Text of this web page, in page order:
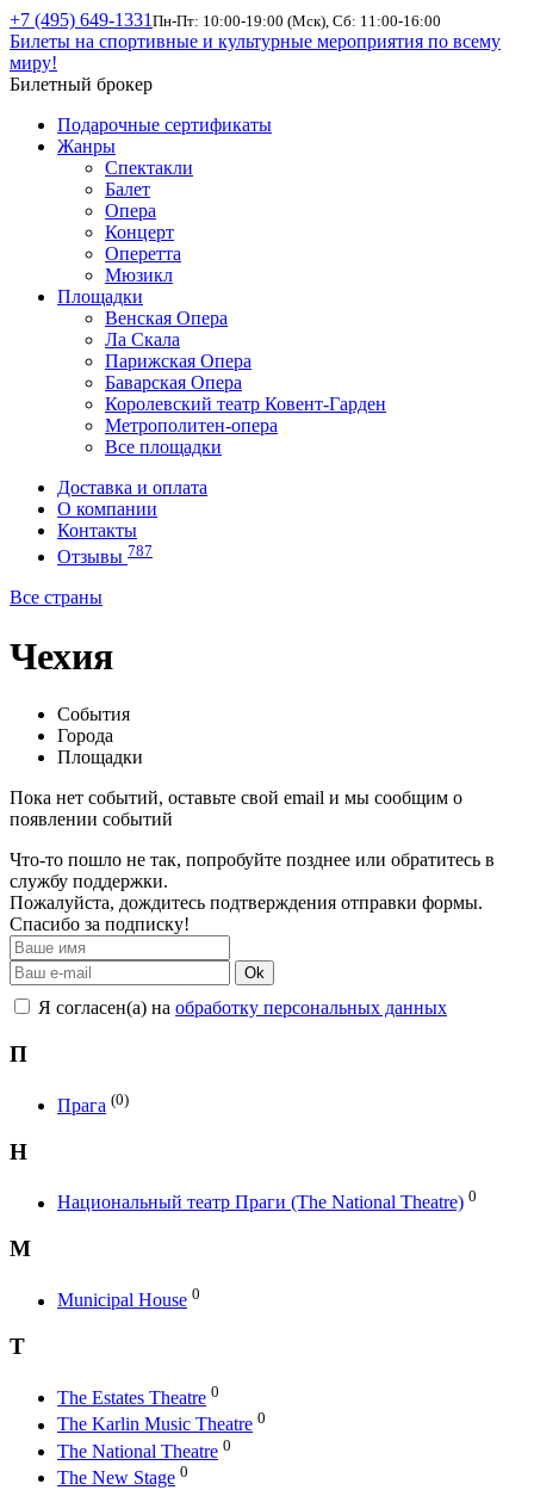
+7 (495) 649-1331 Пн-Пт: 10:00-19:00 (Мск), Сб: 11:00-16:00
Билеты на спортивные и культурные мероприятия по всему
миру!
Билетный брокер
Подарочные сертификаты
Жанры
Спектакли
Балет
Опера
Концерт
Оперетта
Мюзикл
Площадки
Венская Опера
Ла Скала
Парижская Опера
Баварская Опера
Королевский театр Ковент-Гарден
Метрополитен-опера
Все площадки
Доставка и оплата
О компании
Контакты
Отзывы 787
Все страны
Чехия
События
Города
Площадки
Пока нет событий, оставьте свой email и мы сообщим о
появлении событий
Что-то пошло не так, попробуйте позднее или обратитесь в
службу поддержки.
Пожалуйста, дождитесь подтверждения отправки формы.
Спасибо за подписку!
Ok
Я согласен(а) на обработку персональных данных
П
Прага (0)
Н
Национальный театр Праги (The National Theatre) 0
M
Municipal House 0
T
The Estates Theatre 0
The Karlin Music Theatre 0
The National Theatre 0
The New Stage 0